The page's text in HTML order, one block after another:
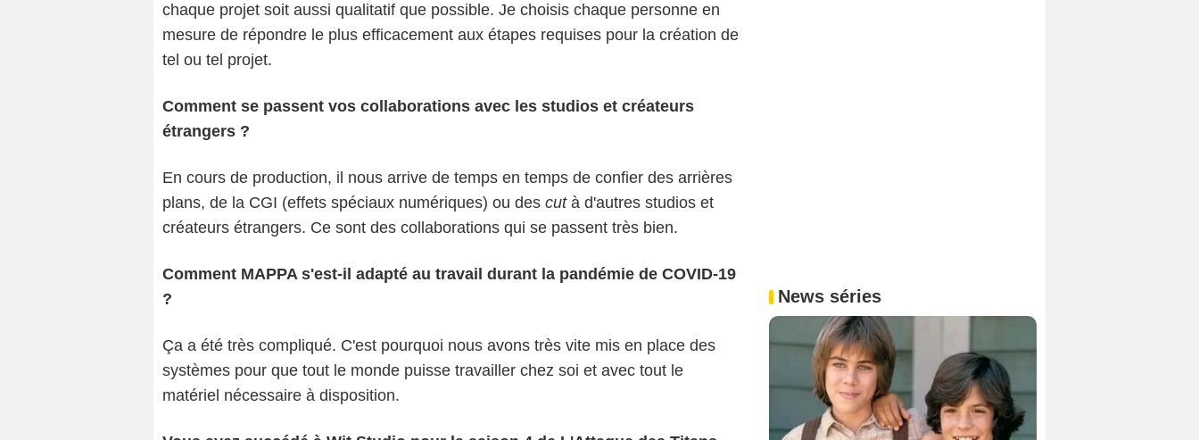
chaque projet soit aussi qualitatif que possible. Je choisis chaque personne en
mesure de répondre le plus efficacement aux étapes requises pour la création de
tel ou tel projet.
Comment se passent vos collaborations avec les studios et créateurs
étrangers ?
En cours de production, il nous arrive de temps en temps de confier des arrières
plans, de la CGI (effets spéciaux numériques) ou des cutà d'autres studios et
créateurs étrangers. Ce sont des collaborations qui se passent très bien.
Comment MAPPA s'est-il adapté au travail durant la pandémie de COVID-19
?
Ça a été très compliqué. C'est pourquoi nous avons très vite mis en place des
systèmes pour que tout le monde puisse travailler chez soi et avec tout le
matériel nécessaire à disposition.
News séries